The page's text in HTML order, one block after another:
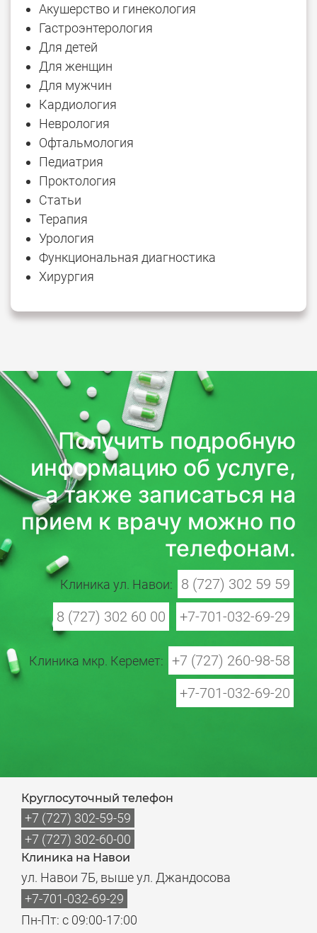
Акушерство и гинекология
Гастроэнтерология
Для детей
Для женщин
Для мужчин
Кардиология
Неврология
Офтальмология
Педиатрия
Проктология
Статьи
Терапия
Урология
Функциональная диагностика
Хирургия
Получить подробную
информацию об услуге,
а также записаться на
прием к врачу можно по
телефонам.
Клиника ул. Навои:
8 (727) 302 59 59
8 (727) 302 60 00
+7-701-032-69-29
Клиника мкр. Керемет:
+7 (727) 260-98-58
+7-701-032-69-20
Круглосуточный телефон
+7 (727) 302-59-59
+7 (727) 302-60-00
Клиника на Навои
ул. Навои 7Б, выше ул. Джандосова
+7-701-032-69-29
Пн-Пт: с 09:00-17:00